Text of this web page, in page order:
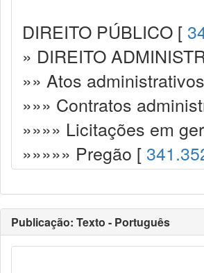
DIREITO PÚBLICO [
» DIREITO
»» Atos
»»» Contratos
»»»» Licitações em
»»»»» Pregão [
Publicação: Texto - Português